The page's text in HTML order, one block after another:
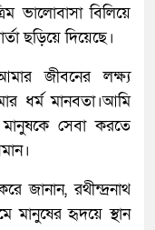
ভালোবাসা বিলিয়ে
ছড়িয়ে দিয়েছে।
জীবনের লক্ষ্য
ধর্ম মানবতা।আমি
সেবা করতে
জানান, রথীন্দ্রনাথ
মানুষের হৃদয়ে স্থান